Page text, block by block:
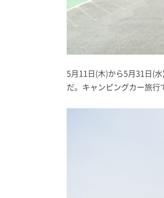
5月11日(木)から5月31日(
だ。キャンピングカー旅行